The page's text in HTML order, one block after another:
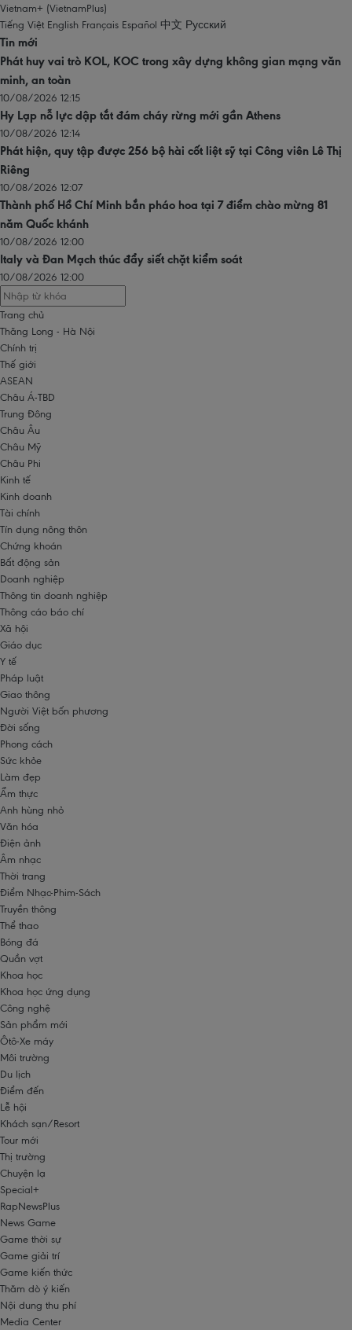
Vietnam+ (VietnamPlus)
Tiếng Việt English Français Español 中文 Русский
Tin mới
Phát huy vai trò KOL, KOC trong xây dựng không gian mạng văn
minh, an toàn
10/08/2026 12:15
Hy Lạp nỗ lực dập tắt đám cháy rừng mới gần Athens
10/08/2026 12:14
Phát hiện, quy tập được 256 bộ hài cốt liệt sỹ tại Công viên Lê Thị
Riêng
10/08/2026 12:07
Thành phố Hồ Chí Minh bắn pháo hoa tại 7 điểm chào mừng 81
năm Quốc khánh
10/08/2026 12:00
Italy và Đan Mạch thúc đẩy siết chặt kiểm soát
10/08/2026 12:00
Trang chủ
Thăng Long - Hà Nội
Chính trị
Thế giới
ASEAN
Châu Á-TBD
Trung Đông
Châu Âu
Châu Mỹ
Châu Phi
Kinh tế
Kinh doanh
Tài chính
Tín dụng nông thôn
Chứng khoán
Bất động sản
Doanh nghiệp
Thông tin doanh nghiệp
Thông cáo báo chí
Xã hội
Giáo dục
Y tế
Pháp luật
Giao thông
Người Việt bốn phương
Đời sống
Phong cách
Sức khỏe
Làm đẹp
Ẩm thực
Anh hùng nhỏ
Văn hóa
Điện ảnh
Âm nhạc
Thời trang
Điểm Nhạc-Phim-Sách
Truyền thông
Thể thao
Bóng đá
Quần vợt
Khoa học
Khoa học ứng dụng
Công nghệ
Sản phẩm mới
Ôtô-Xe máy
Môi trường
Du lịch
Điểm đến
Lễ hội
Khách sạn/Resort
Tour mới
Thị trường
Chuyện lạ
Special+
RapNewsPlus
News Game
Game thời sự
Game giải trí
Game kiến thức
Thăm dò ý kiến
Nội dung thu phí
Media Center